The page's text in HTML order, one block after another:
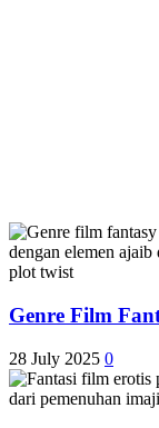
Genre Film
28 July 2025 0